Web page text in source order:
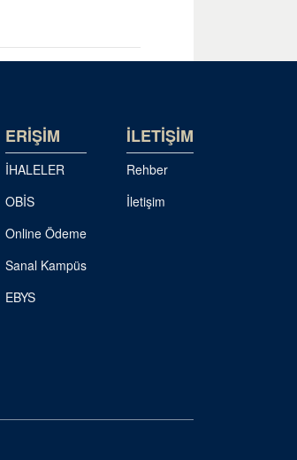
ERİŞİM
İHALELER
OBİS
Online Ödeme
Sanal Kampüs
EBYS
İLETİŞİM
Rehber
İletişim